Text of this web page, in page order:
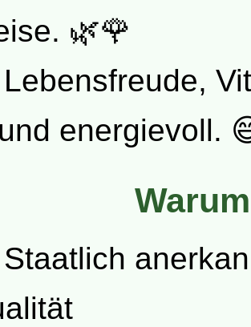
🌿🌹
energievoll.
Staatlich